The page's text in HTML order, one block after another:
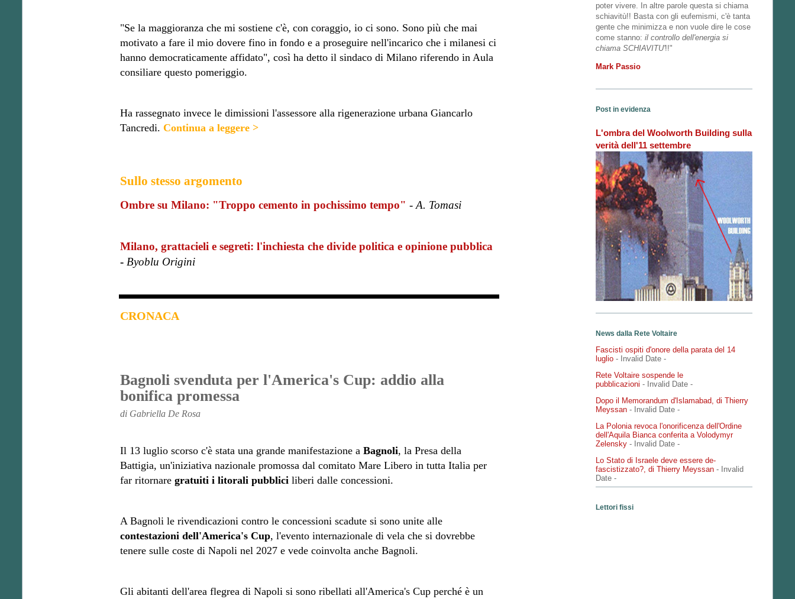
"Se la maggioranza che mi sostiene c'è, con coraggio, io ci sono. Sono più che mai
motivato a fare il mio dovere fino in fondo e a proseguire nell'incarico che i milanesi ci
hanno democraticamente affidato", così ha detto il sindaco di Milano riferendo in Aula
consiliare questo pomeriggio.
Ha rassegnato invece le dimissioni l'assessore alla rigenerazione urbana Giancarlo
Tancredi. Continua a leggere >
Sullo stesso argomento
Ombre su Milano: "Troppo cemento in pochissimo tempo" - A. Tomasi
Milano, grattacieli e segreti: l'inchiesta che divide politica e opinione pubblica
- Byoblu Origini
CRONACA
Bagnoli svenduta per l'America's Cup: addio alla
bonifica promessa
di Gabriella De Rosa
Il 13 luglio scorso c'è stata una grande manifestazione a Bagnoli, la Presa della
Battigia, un'iniziativa nazionale promossa dal comitato Mare Libero in tutta Italia per
far ritornare gratuiti i litorali pubblici liberi dalle concessioni.
A Bagnoli le rivendicazioni contro le concessioni scadute si sono unite alle
contestazioni dell'America's Cup, l'evento internazionale di vela che si dovrebbe
tenere sulle coste di Napoli nel 2027 e vede coinvolta anche Bagnoli.
Gli abitanti dell'area flegrea di Napoli si sono ribellati all'America's Cup perché è un
poter vivere. In altre parole questa si chiama
schiavitù!! Basta con gli eufemismi, c'è tanta
gente che minimizza e non vuole dire le cose
come stanno: il controllo dell'energia si
chiama SCHIAVITU'!!"
Mark Passio
Post in evidenza
L'ombra del Woolworth Building sulla
verità dell'11 settembre
News dalla Rete Voltaire
Fascisti ospiti d'onore della parata del 14
luglio - Invalid Date -
Rete Voltaire sospende le
pubblicazioni - Invalid Date -
Dopo il Memorandum d'Islamabad, di Thierry
Meyssan - Invalid Date -
La Polonia revoca l'onorificenza dell'Ordine
dell'Aquila Bianca conferita a Volodymyr
Zelensky - Invalid Date -
Lo Stato di Israele deve essere de-
fascistizzato?, di Thierry Meyssan - Invalid
Date -
Lettori fissi